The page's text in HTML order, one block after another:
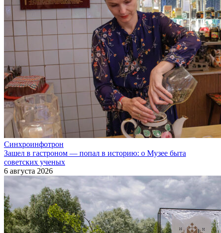
Синхроинфотрон
Зашел в гастроном — попал в историю: о Музее быта
советских ученых
6 августа 2026